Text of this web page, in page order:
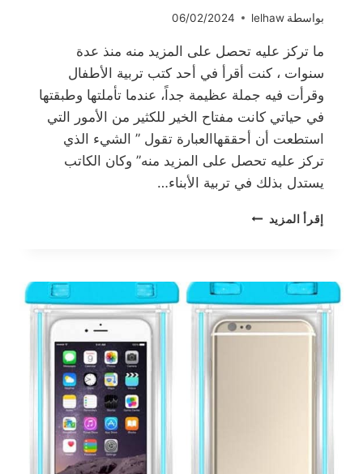
بواسطة lelhaw
06/02/2024
ما تركز عليه تحصل على المزيد منه منذ عدة
سنوات ، كنت أقرأ في أحد كتب تربية الأطفال
وقرأت فيه جملة عظيمة جداً، عندما تأملتها وطبقتها
في حياتي كانت مفتاح الخير للكثير من الأمور التي
استطعت أن أحققهاالعبارة تقول ” الشيء الذي
تركز عليه تحصل على المزيد منه” وكان الكاتب
يستدل بذلك في تربية الأبناء…
إقرأ المزيد ما
على
المزيد
منه